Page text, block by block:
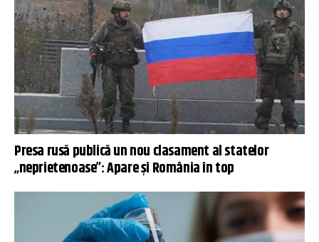
Presa rusă publică un nou clasament al statelor
„neprietenoase”: Apare și România în top